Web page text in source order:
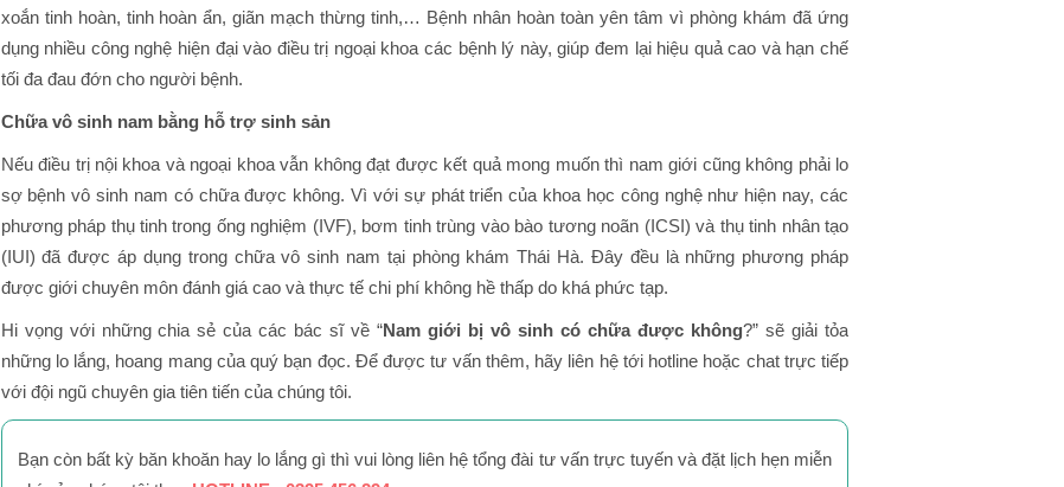
xoắn tinh hoàn, tinh hoàn ẩn, giãn mạch thừng tinh,… Bệnh nhân hoàn toàn yên tâm vì phòng khám đã ứng
dụng nhiều công nghệ hiện đại vào điều trị ngoại khoa các bệnh lý này, giúp đem lại hiệu quả cao và hạn chế
tối đa đau đớn cho người bệnh.
Chữa vô sinh nam bằng hỗ trợ sinh sản
Nếu điều trị nội khoa và ngoại khoa vẫn không đạt được kết quả mong muốn thì nam giới cũng không phải lo
sợ bệnh vô sinh nam có chữa được không. Vì với sự phát triển của khoa học công nghệ như hiện nay, các
phương pháp thụ tinh trong ống nghiệm (IVF), bơm tinh trùng vào bào tương noãn (ICSI) và thụ tinh nhân tạo
(IUI) đã được áp dụng trong chữa vô sinh nam tại phòng khám Thái Hà. Đây đều là những phương pháp
được giới chuyên môn đánh giá cao và thực tế chi phí không hề thấp do khá phức tạp.
Hi vọng với những chia sẻ của các bác sĩ về “Nam giới bị vô sinh có chữa được không?” sẽ giải tỏa
những lo lắng, hoang mang của quý bạn đọc. Để được tư vấn thêm, hãy liên hệ tới hotline hoặc chat trực tiếp
với đội ngũ chuyên gia tiên tiến của chúng tôi.
Bạn còn bất kỳ băn khoăn hay lo lắng gì thì vui lòng liên hệ tổng đài tư vấn trực tuyến và đặt lịch hẹn miễn